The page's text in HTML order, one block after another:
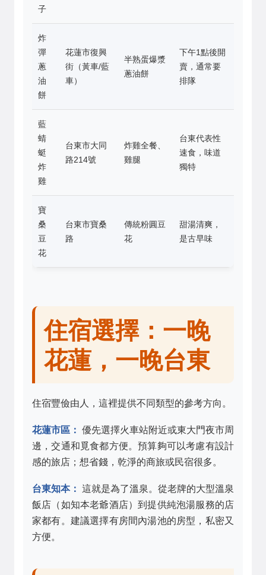
子
炸
彈
蔥
油
餅
花蓮市復興
街（黃車/藍
車）
半熟蛋爆漿
蔥油餅
下午1點後開
賣，通常要
排隊
藍
蜻
蜓
炸
雞
台東市大同
路214號
炸雞全餐、
雞腿
台東代表性
速食，味道
獨特
寶
桑
豆
花
台東市寶桑
路
傳統粉圓豆
花
甜湯清爽，
是古早味
住宿選擇：一晚
花蓮，一晚台東
住宿豐儉由人，這裡提供不同類型的參考方向。
花蓮市區： 優先選擇火車站附近或東大門夜市周
邊，交通和覓食都方便。預算夠可以考慮有設計
感的旅店；想省錢，乾淨的商旅或民宿很多。
台東知本： 這就是為了溫泉。從老牌的大型溫泉
飯店（如知本老爺酒店）到提供純泡湯服務的店
家都有。建議選擇有房間內湯池的房型，私密又
方便。